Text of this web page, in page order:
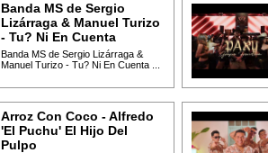
Banda MS de Sergio
Lizárraga & Manuel Turizo
- Tu? Ni En Cuenta
Banda MS de Sergio Lizárraga &
Manuel Turizo - Tu? Ni En Cuenta ...
Arroz Con Coco - Alfredo
'El Puchu' El Hijo Del
Pulpo